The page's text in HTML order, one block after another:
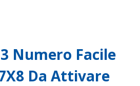
Numero Facile
Da Attivare